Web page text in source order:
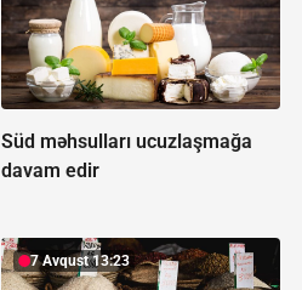
Süd məhsulları ucuzlaşmağa
davam edir
7 Avqust 13:23